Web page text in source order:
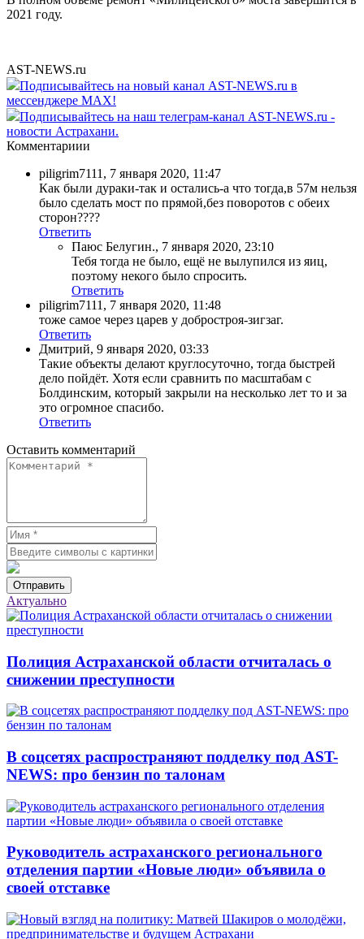
2021 году.
AST-NEWS.ru
Подписывайтесь на новый канал AST-NEWS.ru в
мессенджере MAX!
Подписывайтесь на наш телеграм-канал AST-NEWS.ru -
новости Астрахани.
Комментариии
piligrim7111 , 7 января 2020, 11:47
Как были дураки-так и остались-а что тогда,в 57м нельзя
было сделать мост по прямой,без поворотов с обеих
сторон????
Ответить
Паюс Белугин., 7 января 2020, 23:10
Тебя тогда не было, ещё не вылупился из яиц,
поэтому некого было спросить.
Ответить
piligrim7111 , 7 января 2020, 11:48
тоже самое через царев у добростроя-зигзаг.
Ответить
Дмитрий, 9 января 2020, 03:33
Такие объекты делают круглосуточно, тогда быстрей
дело пойдёт. Хотя если сравнить по масштабам с
Болдинским, который закрыли на несколько лет то и за
это огромное спасибо.
Ответить
Оставить комментарий
Отправить
Актуально
Полиция Астраханской области отчиталась о
снижении преступности
В соцсетях распространяют подделку под AST-
NEWS: про бензин по талонам
Руководитель астраханского регионального
отделения партии «Новые люди» объявила о
своей отставке